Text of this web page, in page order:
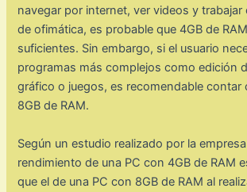
navegar por internet, ver videos y
de ofimática, es probable que 4GB de
suficientes. Sin embargo, si el usuario
programas más complejos como edición
gráfico o juegos, es recomendable contar
8GB de RAM.
Según un estudio realizado por la
rendimiento de una PC con 4GB de RAM
que el de una PC con 8GB de RAM al